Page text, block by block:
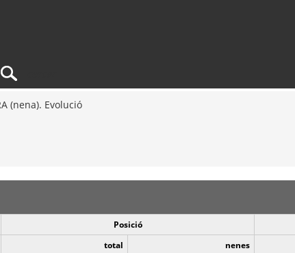
(nena). Evolució
Posició
total nenes